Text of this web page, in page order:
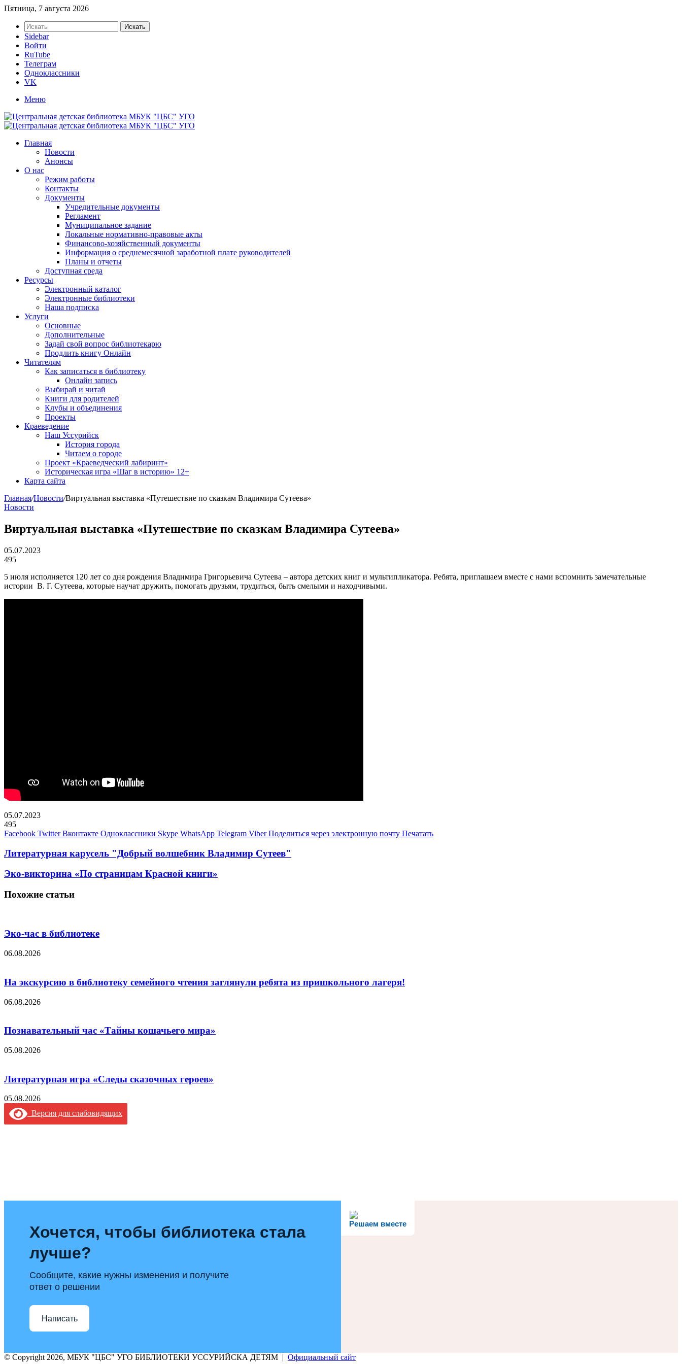
Пятница, 7 августа 2026
Искать
Sidebar
Войти
RuTube
Телеграм
Одноклассники
VK
Меню
Главная
Новости
Анонсы
О нас
Режим работы
Контакты
Документы
Учредительные документы
Регламент
Муниципальное задание
Локальные нормативно-правовые акты
Финансово-хозяйственный документы
Информация о среднемесячной заработной плате руководителей
Планы и отчеты
Доступная среда
Ресурсы
Электронный каталог
Электронные библиотеки
Наша подписка
Услуги
Основные
Дополнительные
Задай свой вопрос библиотекарю
Продлить книгу Онлайн
Читателям
Как записаться в библиотеку
Онлайн запись
Выбирай и читай
Книги для родителей
Клубы и объединения
Проекты
Краеведение
Наш Уссурийск
История города
Читаем о городе
Проект «Краеведческий лабиринт»
Историческая игра «Шаг в историю» 12+
Карта сайта
Главная/Новости/Виртуальная выставка «Путешествие по сказкам Владимира Сутеева»
Новости
Виртуальная выставка «Путешествие по сказкам Владимира Сутеева»
05.07.2023
495
5 июля исполняется 120 лет со дня рождения Владимира Григорьевича Сутеева – автора детских книг и мультипликатора. Ребята, приглашаем вместе с нами вспомнить замечательные
истории В. Г. Сутеева, которые научат дружить, помогать друзьям, трудиться, быть смелыми и находчивыми.
05.07.2023
495
Facebook Twitter Вконтакте Одноклассники Skype WhatsApp Telegram Viber Поделиться через электронную почту Печатать
Литературная карусель "Добрый волшебник Владимир Сутеев"
Эко-викторина «По страницам Красной книги»
Похожие статьи
Эко-час в библиотеке
06.08.2026
На экскурсию в библиотеку семейного чтения заглянули ребята из пришкольного лагеря!
06.08.2026
Познавательный час «Тайны кошачьего мира»
05.08.2026
Литературная игра «Следы сказочных героев»
05.08.2026
Версия для слабовидящих
Решаем вместе
Хочется, чтобы библиотека стала
лучше?
Сообщите, какие нужны изменения и получите
ответ о решении
Написать
© Copyright 2026, МБУК "ЦБС" УГО БИБЛИОТЕКИ УССУРИЙСКА ДЕТЯМ | Официальный сайт